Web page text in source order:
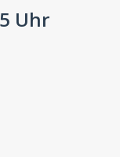
Uhr